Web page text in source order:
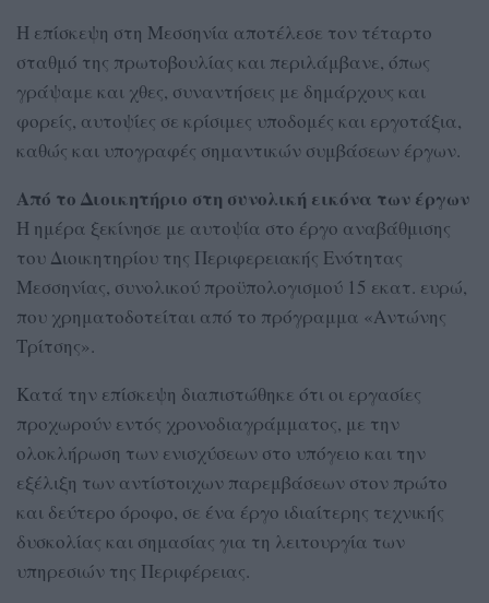
Η επίσκεψη στη Μεσσηνία αποτέλεσε τον τέταρτο
σταθμό της πρωτοβουλίας και περιλάμβανε, όπως
γράψαμε και χθες, συναντήσεις με δημάρχους και
φορείς, αυτοψίες σε κρίσιμες υποδομές και εργοτάξια,
καθώς και υπογραφές σημαντικών συμβάσεων έργων.
Από το Διοικητήριο στη συνολική εικόνα των έργων
Η ημέρα ξεκίνησε με αυτοψία στο έργο αναβάθμισης
του Διοικητηρίου της Περιφερειακής Ενότητας
Μεσσηνίας, συνολικού προϋπολογισμού 15 εκατ. ευρώ,
που χρηματοδοτείται από το πρόγραμμα «Αντώνης
Τρίτσης».
Κατά την επίσκεψη διαπιστώθηκε ότι οι εργασίες
προχωρούν εντός χρονοδιαγράμματος, με την
ολοκλήρωση των ενισχύσεων στο υπόγειο και την
εξέλιξη των αντίστοιχων παρεμβάσεων στον πρώτο
και δεύτερο όροφο, σε ένα έργο ιδιαίτερης τεχνικής
δυσκολίας και σημασίας για τη λειτουργία των
υπηρεσιών της Περιφέρειας.